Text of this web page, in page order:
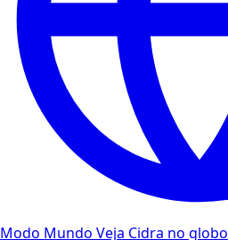
Modo Mundo Veja Cidra no globo